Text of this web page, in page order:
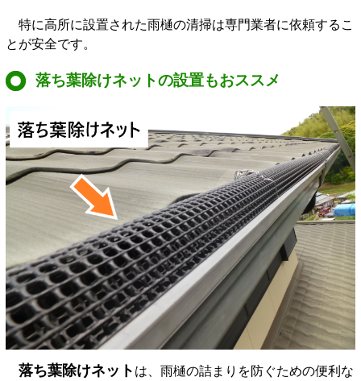
特に高所に設置された雨樋の清掃は専門業者に依頼するこ
とが安全です。
落ち葉除けネットの設置もおススメ
落ち葉除けネット は、雨樋の詰まりを防ぐための便利な